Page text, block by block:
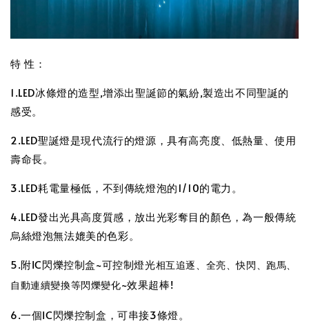
特 性：
1.LED冰條燈的造型,增添出聖誕節的氣紛,製造出不同聖誕的
感受。
2.LED聖誕燈是現代流行的燈源，具有高亮度、低熱量、使用
壽命長。
3.LED耗電量極低，不到傳統燈泡的1/10的電力。
4.LED發出光具高度質感，放出光彩奪目的顏色，為一般傳統
烏絲燈泡無法媲美的色彩。
5.附IC閃爍控制盒~可控制燈光相互追逐、全亮、快閃、跑馬、
自動連續變換等閃爍變化~效果超棒!
6.一個IC閃爍控制盒，可串接3條燈。